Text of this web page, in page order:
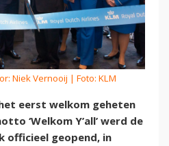
Niek Vernooij | Foto: KLM
eerst welkom geheten
‘Welkom Y’all’ werd de
officieel geopend, in